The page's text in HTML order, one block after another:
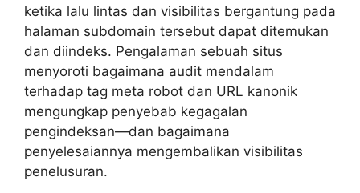
ketika lalu lintas dan visibilitas bergantung pada
halaman subdomain tersebut dapat ditemukan
dan diindeks. Pengalaman sebuah situs
menyoroti bagaimana audit mendalam
terhadap tag meta robot dan URL kanonik
mengungkap penyebab kegagalan
pengindeksan—dan bagaimana
penyelesaiannya mengembalikan visibilitas
penelusuran.